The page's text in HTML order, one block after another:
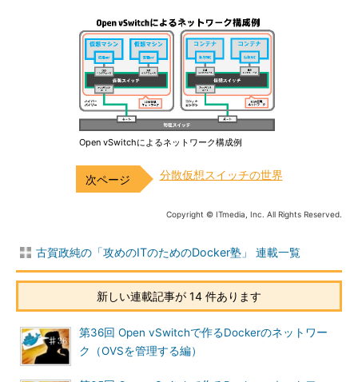
Open vSwitchによるネットワーク構成例
分散仮想スイッチの世界
Copyright © ITmedia, Inc. All Rights Reserved.
古賀政純の「攻めのITのためのDocker塾」 連載一覧
新しい連載記事が 14 件あります
第36回 Open vSwitchで作るDockerのネットワー
ク（OVSを管理する編）